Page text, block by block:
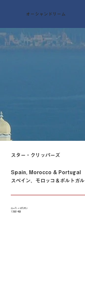
オーシャンドリーム
スター・クリッパーズ
Spain, Morocco & Portugal
スペイン、モロッコ＆ポルトガル
ニース → リスボン
13泊14日